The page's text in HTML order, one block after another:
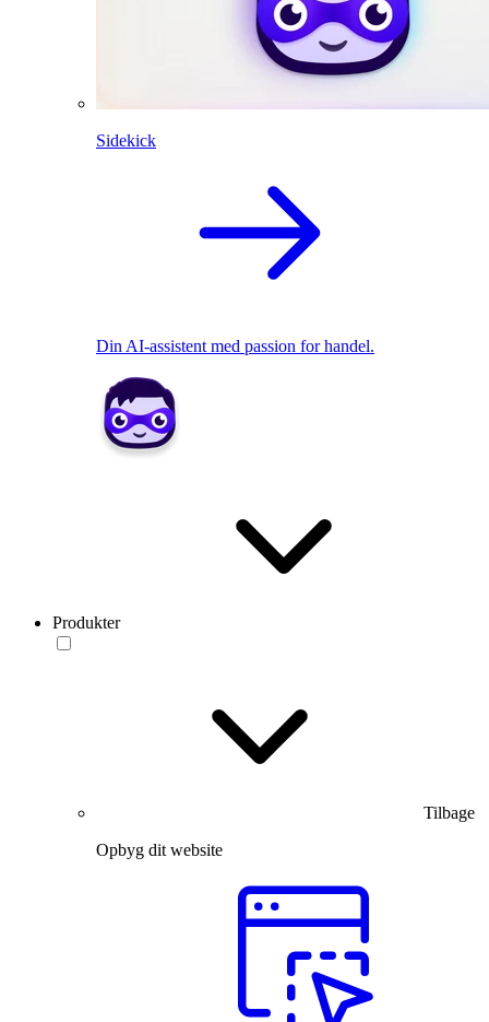
Sidekick
Din AI-assistent med passion for handel.
Produkter
Tilbage
Opbyg dit website